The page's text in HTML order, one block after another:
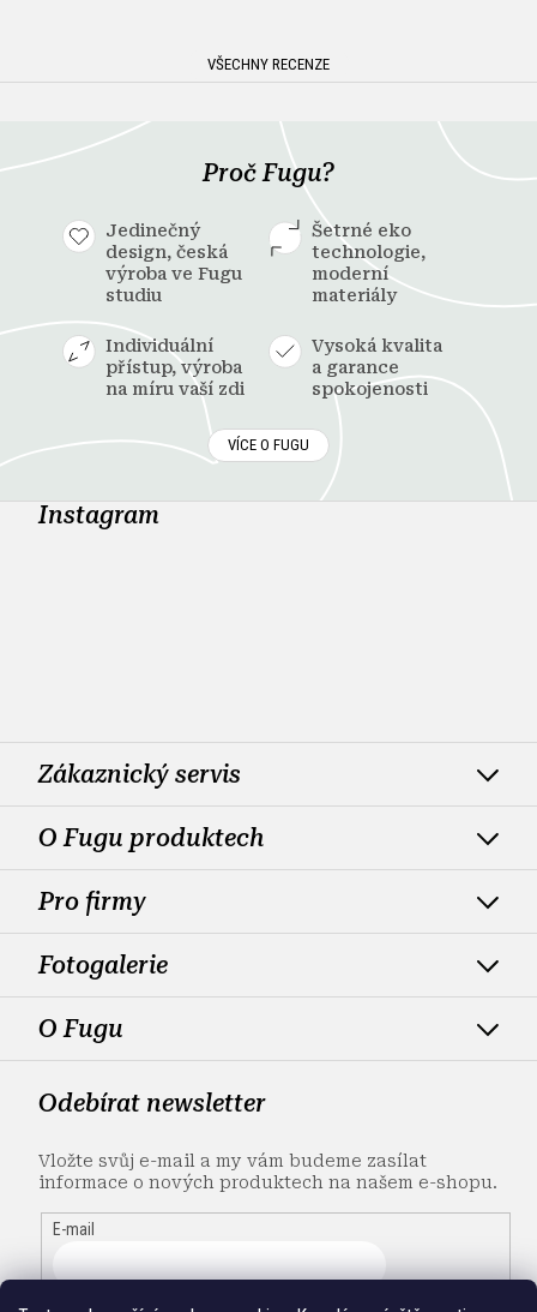
VŠECHNY RECENZE
Proč Fugu?
Jedinečný
design, česká
výroba ve Fugu
studiu
Šetrné eko
technologie,
moderní
materiály
Individuální
přístup, výroba
na míru vaší zdi
Vysoká kvalita
a garance
spokojenosti
VÍCE O FUGU
Instagram
Zákaznický servis
O Fugu produktech
Pro firmy
Fotogalerie
O Fugu
Odebírat newsletter
Vložte svůj e-mail a my vám budeme zasílat
informace o nových produktech na našem e-shopu.
E-mail